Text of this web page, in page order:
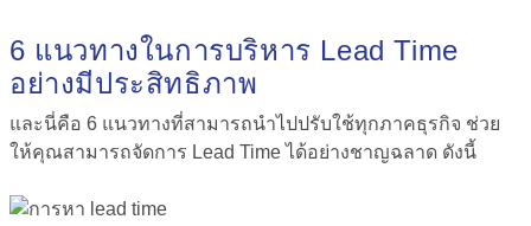
6 แนวทางในการบริหาร Lead Time
อย่างมีประสิทธิภาพ
และนี่คือ 6 แนวทางที่สามารถนำไปปรับใช้ทุกภาคธุรกิจ ช่วย
ให้คุณสามารถจัดการ Lead Time ได้อย่างชาญฉลาด ดังนี้